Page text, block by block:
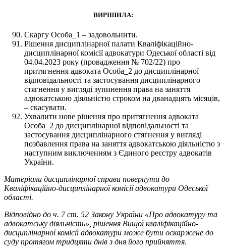
ВИРІШИЛА:
Скаргу Особа_1 – задовольнити.
Рішення дисциплінарної палати Кваліфікаційно-
дисциплінарної комісії адвокатури Одеської області від
04.04.2023 року (провадження № 702/22) про
притягнення адвоката Особа_2 до дисциплінарної
відповідальності та застосування дисциплінарного
стягнення у вигляді зупинення права на заняття
адвокатською діяльністю строком на дванадцять місяців,
– скасувати.
Ухвалити нове рішення про притягнення адвоката
Особа_2 до дисциплінарної відповідальності та
застосування дисциплінарного стягнення у вигляді
позбавлення права на заняття адвокатською діяльністю з
наступним виключенням з Єдиного реєстру адвокатів
України.
Матеріали дисциплінарної справи повернути до
Кваліфікаційно-дисциплінарної комісії адвокатури Одеської
області.
Відповідно до ч. 7 ст. 52 Закону України «Про адвокатуру та
адвокатську діяльність», рішення Вищої кваліфікаційно-
дисциплінарної комісії адвокатури може бути оскаржене до
суду протягом тридцяти днів з дня його прийняття.